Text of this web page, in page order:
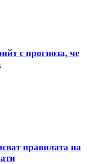
с прогноза, че
правилата на